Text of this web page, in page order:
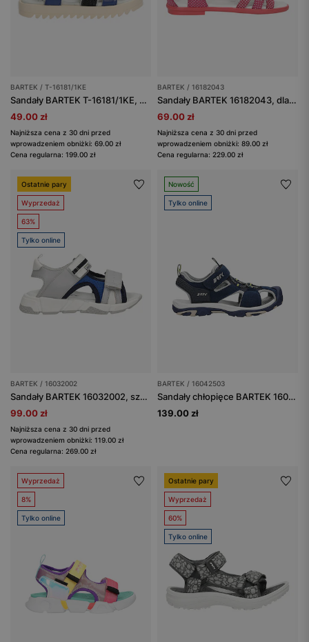
BARTEK / T-16181/1KE
Sandały BARTEK T-16181/1KE, dla dziewcząt, niebieski
49.00 zł
Najniższa cena z 30 dni przed
wprowadzeniem obniżki: 69.00 zł
Cena regularna: 199.00 zł
BARTEK / 16182043
Sandały BARTEK 16182043, dla dziewcząt, różowy
69.00 zł
Najniższa cena z 30 dni przed
wprowadzeniem obniżki: 89.00 zł
Cena regularna: 229.00 zł
Ostatnie pary
Wyprzedaż
63%
Tylko online
BARTEK / 16032002
Sandały BARTEK 16032002, szaro-niebieski
99.00 zł
Najniższa cena z 30 dni przed
wprowadzeniem obniżki: 119.00 zł
Cena regularna: 269.00 zł
Nowość
Tylko online
BARTEK / 16042503
Sandały chłopięce BARTEK 16042503 granatowe, zapinane na rzepy
139.00 zł
Wyprzedaż
8%
Tylko online
Ostatnie pary
Wyprzedaż
60%
Tylko online